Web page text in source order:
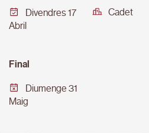
Divendres 17
Abril
Cadet
Final
Diumenge 31
Maig